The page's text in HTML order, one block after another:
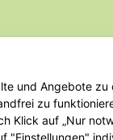
und Angebote zu
zu
Klick auf „Nur